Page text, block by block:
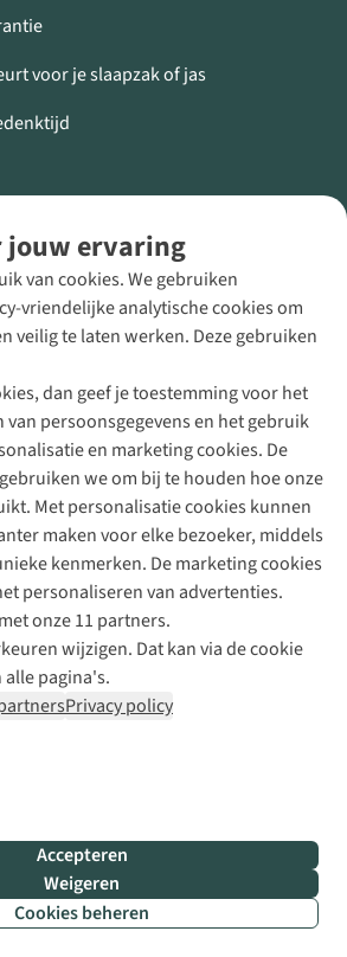
jouw ervaring
van cookies. We gebruiken
vriendelijke analytische cookies om
veilig te laten werken. Deze gebruiken
dan geef je toestemming voor het
van persoonsgegevens en het gebruik
en marketing cookies. De
we om bij te houden hoe onze
Met personalisatie cookies kunnen
maken voor elke bezoeker, middels
kenmerken. De marketing cookies
personaliseren van advertenties.
onze 11 partners.
wijzigen. Dat kan via de cookie
pagina's.
Privacy policy
Accepteren
Weigeren
Cookies beheren
voor je slaapzak of jas
een Buitenexpert
88
Bever
B.V.